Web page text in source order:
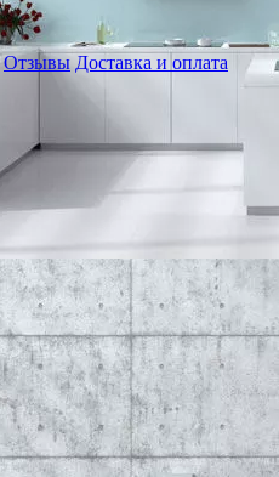
Отзывы Доставка и оплата